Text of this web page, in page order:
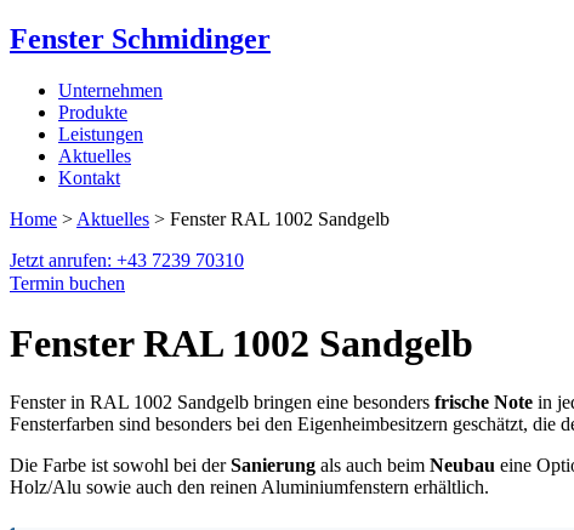
Fenster Schmidinger
Unternehmen
Produkte
Leistungen
Aktuelles
Kontakt
Home > Aktuelles > Fenster RAL 1002 Sandgelb
Jetzt anrufen: +43 7239 70310
Termin buchen
Fenster RAL 1002 Sandgelb
Fenster in RAL 1002 Sandgelb bringen eine besonders frische Note in
Fensterfarben sind besonders bei den Eigenheimbesitzern geschätzt,
Die Farbe ist sowohl bei derSanierung als auch beim Neubau eine
Holz/Alu sowie auch den reinen Aluminiumfenstern erhältlich.